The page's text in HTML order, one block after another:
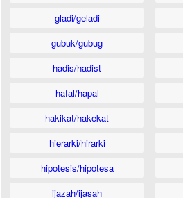
gladi/geladi
gubuk/gubug
hadis/hadist
hafal/hapal
hakikat/hakekat
hierarki/hirarki
hipotesis/hipotesa
ijazah/ijasah